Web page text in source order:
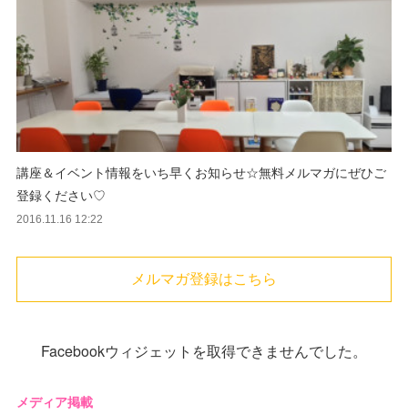
講座＆イベント情報をいち早くお知らせ☆無料メルマガにぜひご
登録ください♡
2016.11.16 12:22
メルマガ登録はこちら
Facebookウィジェットを取得できませんでした。
メディア掲載